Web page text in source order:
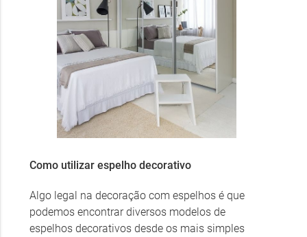
Como utilizar espelho decorativo
Algo legal na decoração com espelhos é que
podemos encontrar diversos modelos de
espelhos decorativos desde os mais simples